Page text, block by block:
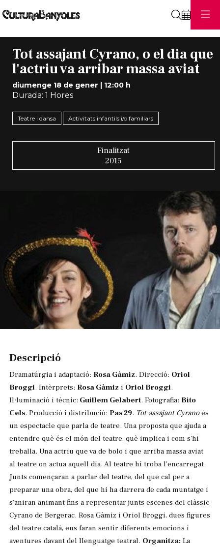
Tot assajant Cyrano, o el dia que
l'actriu va arribar massa aviat
diumenge 18 de gener | 12:00 h
Durada: 1 Hores
Teatre i dansa Activitats infantils i/o familiars
Finalitzat
2015
Descripció
Dramatúrgia i adaptació: Rosa Gàmiz. Direcció: Oriol
Broggi. Intèrprets: Rosa Gàmiz i Oriol Broggi.
Il·luminació i tècnic: Guillem Gelabert. Fotografia: Bito
Cels. Producció i distribució: Pas 29. Tot assajant Cyranoés
un espectacle que parla de teatre. Una proposta que ajuda a
entendre què és el món del teatre, què implica i com s'hi
treballa. Una actriu que va de bolo i que arriba massa aviat
al teatre on actua aquell dia. Al teatre hi troba l'encarregat.
Junts començaran a parlar del teatre, del que cal per a
preparar una obra, del que hi ha darrera de cada muntatge i
s'aniran animant fins a representar junts escenes del clàssic
Cyrano de Bergerac. Rosa Gàmiz i Oriol Broggi, dues figures
del teatre català, ens faran sentir diferents emocions i
aventures davant del llenguatge teatral. Organitza: La